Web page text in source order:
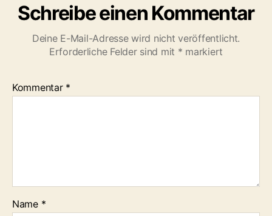
Schreibe einen Kommentar
Deine E-Mail-Adresse wird nicht veröffentlicht.
Erforderliche Felder sind mit * markiert
Kommentar *
Name *